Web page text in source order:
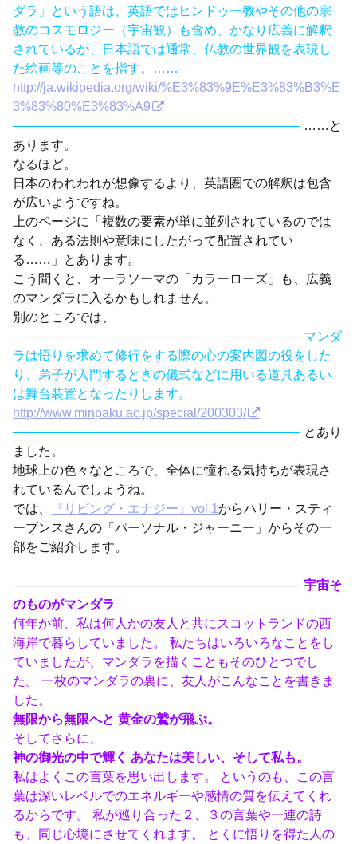
ダラ」という語は、英語ではヒンドゥー教やその他の宗
教のコスモロジー（宇宙観）も含め、かなり広義に解釈
されているが、日本語では通常、仏教の世界観を表現し
た絵画等のことを指す。……
http://ja.wikipedia.org/wiki/%E3%83%9E%E3%83%B3%E
3%83%80%E3%83%A9
——————————————————————– ……と
あります。
なるほど。
日本のわれわれが想像するより、英語圏での解釈は包含
が広いようですね。
上のページに「複数の要素が単に並列されているのでは
なく、ある法則や意味にしたがって配置されてい
る……」とあります。
こう聞くと、オーラソーマの「カラーローズ」も、広義
のマンダラに入るかもしれません。
別のところでは、
——————————————————————– マンダ
ラは悟りを求めて修行をする際の心の案内図の役をした
り、弟子が入門するときの儀式などに用いる道具あるい
は舞台装置となったりします。
http://www.minpaku.ac.jp/special/200303/
——————————————————————– とあり
ました。
地球上の色々なところで、全体に憧れる気持ちが表現さ
れているんでしょうね。
では、
『リビング・エナジー』vol.1からハリー・スティ
ーブンスさんの「パーソナル・ジャーニー」からその一
部をご紹介します。
——————————————————————–宇宙そ
のものがマンダラ
何年か前、私は何人かの友人と共にスコットランドの西
海岸で暮らしていました。 私たちはいろいろなことをし
ていましたが、マンダラを描くこともそのひとつでし
た。 一枚のマンダラの裏に、友人がこんなことを書きま
した。
無限から無限へと 黄金の鷲が飛ぶ。
そしてさらに、
神の御光の中で輝く あなたは美しい、そして私も。
私はよくこの言葉を思い出します。 というのも、この言
葉は深いレベルでのエネルギーや感情の質を伝えてくれ
るからです。 私が巡り合った２、３の言葉や一連の詩
も、同じ心境にさせてくれます。 とくに悟りを得た人の